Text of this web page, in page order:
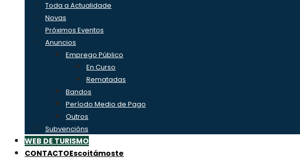
Toda a Actualidade
Novas
Próximos Eventos
Anuncios
Emprego Público
En Curso
Rematadas
Bandos
Período Medio de Pago
Outros
Subvencións
WEB DE TURISMO
CONTACTOEscoitámoste